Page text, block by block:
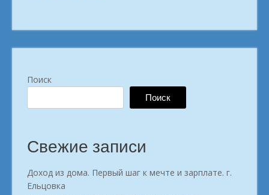
Поиск
Поиск
Свежие записи
Доход из дома. Первый шаг к мечте и зарплате. г.
Ельцовка